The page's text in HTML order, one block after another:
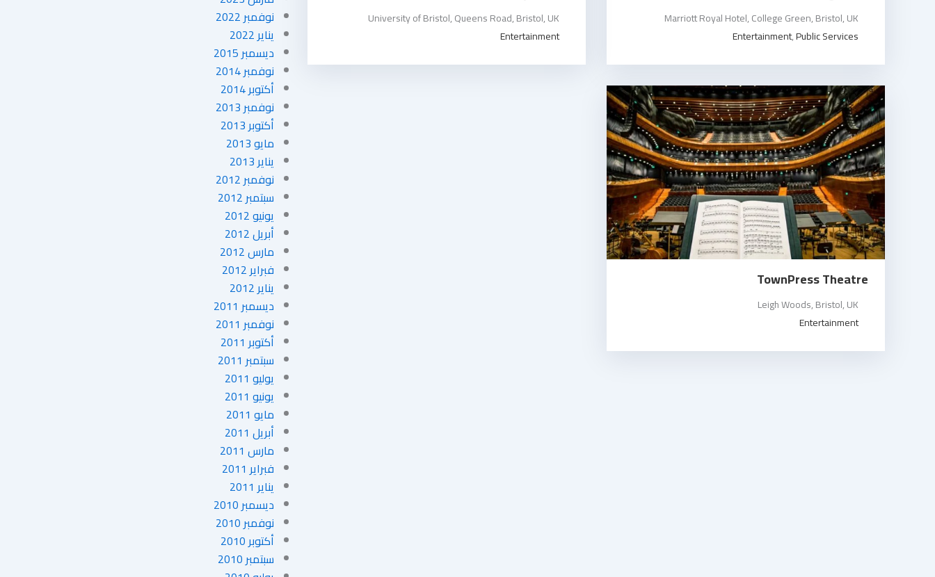
Marriott Royal Hotel, College Green, Bristol, UK
Entertainment,Public Services
University of Bristol, Queens Road, Bristol, UK
Entertainment
TownPress Theatre
Leigh Woods, Bristol, UK
Entertainment
نوفمبر 2022
يناير 2022
ديسمبر 2015
نوفمبر 2014
أكتوبر 2014
نوفمبر 2013
أكتوبر 2013
مايو 2013
يناير 2013
نوفمبر 2012
سبتمبر 2012
يونيو 2012
أبريل 2012
مارس 2012
فبراير 2012
يناير 2012
ديسمبر 2011
نوفمبر 2011
أكتوبر 2011
سبتمبر 2011
يوليو 2011
يونيو 2011
مايو 2011
أبريل 2011
مارس 2011
فبراير 2011
يناير 2011
ديسمبر 2010
نوفمبر 2010
أكتوبر 2010
سبتمبر 2010